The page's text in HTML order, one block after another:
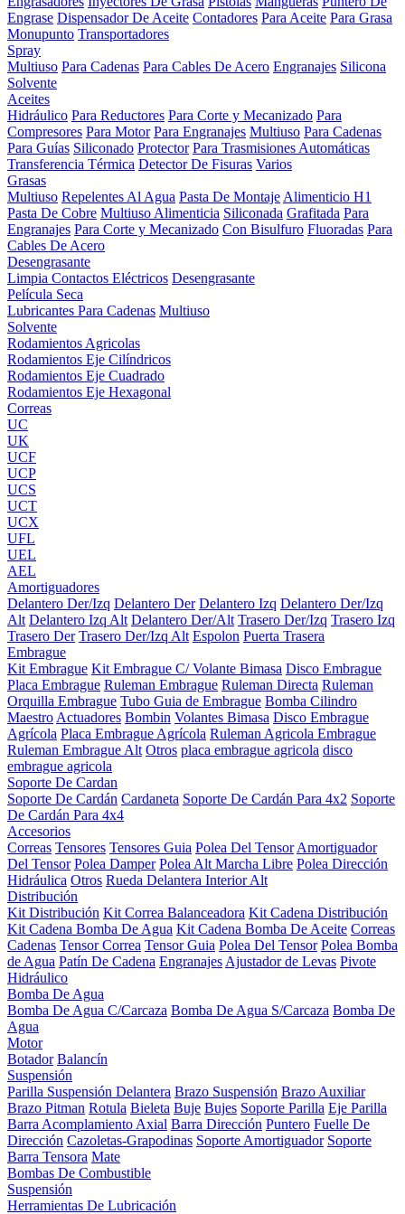
Engrase Dispensador De Aceite Contadores Para Aceite Para Grasa
Monupunto Transportadores
Spray
Multiuso Para Cadenas Para Cables De Acero Engranajes Silicona
Solvente
Aceites
Hidráulico Para Reductores Para Corte y Mecanizado Para
Compresores Para Motor Para Engranajes Multiuso Para Cadenas
Para Guías Siliconado Protector Para Trasmisiones Automáticas
Transferencia Térmica Detector De Fisuras Varios
Grasas
Multiuso Repelentes Al Agua Pasta De Montaje Alimenticio H1
Pasta De Cobre Multiuso Alimenticia Siliconada Grafitada Para
Engranajes Para Corte y Mecanizado Con Bisulfuro Fluoradas Para
Cables De Acero
Desengrasante
Limpia Contactos Eléctricos Desengrasante
Película Seca
Lubricantes Para Cadenas Multiuso
Solvente
Rodamientos Agricolas
Rodamientos Eje Cilíndricos
Rodamientos Eje Cuadrado
Rodamientos Eje Hexagonal
Correas
UC
UK
UCF
UCP
UCS
UCT
UCX
UFL
UEL
AEL
Amortiguadores
Delantero Der/Izq Delantero Der Delantero Izq Delantero Der/Izq
Alt Delantero Izq Alt Delantero Der/Alt Trasero Der/Izq Trasero Izq
Trasero Der Trasero Der/Izq Alt Espolon Puerta Trasera
Embrague
Kit Embrague Kit Embrague C/ Volante Bimasa Disco Embrague
Placa Embrague Ruleman Embrague Ruleman Directa Ruleman
Orquilla Embrague Tubo Guia de Embrague Bomba Cilindro
Maestro Actuadores Bombin Volantes Bimasa Disco Embrague
Agrícola Placa Embrague Agrícola Ruleman Agricola Embrague
Ruleman Embrague Alt Otros placa embrague agricola disco
embrague agricola
Soporte De Cardan
Soporte De Cardán Cardaneta Soporte De Cardán Para 4x2 Soporte
De Cardán Para 4x4
Accesorios
Correas Tensores Tensores Guia Polea Del Tensor Amortiguador
Del Tensor Polea Damper Polea Alt Marcha Libre Polea Dirección
Hidráulica Otros Rueda Delantera Interior Alt
Distribución
Kit Distribución Kit Correa Balanceadora Kit Cadena Distribución
Kit Cadena Bomba De Agua Kit Cadena Bomba De Aceite Correas
Cadenas Tensor Correa Tensor Guia Polea Del Tensor Polea Bomba
de Agua Patín De Cadena Engranajes Ajustador de Levas Pivote
Hidráulico
Bomba De Agua
Bomba De Agua C/Carcaza Bomba De Agua S/Carcaza Bomba De
Agua
Motor
Botador Balancín
Suspensión
Parilla Suspensión Delantera Brazo Suspensión Brazo Auxiliar
Brazo Pitman Rotula Bieleta Buje Bujes Soporte Parilla Eje Parilla
Barra Acomplamiento Axial Barra Dirección Puntero Fuelle De
Dirección Cazoletas-Grapodinas Soporte Amortiguador Soporte
Barra Tensora Mate
Bombas De Combustible
Suspensión
Herramientas De Lubricación